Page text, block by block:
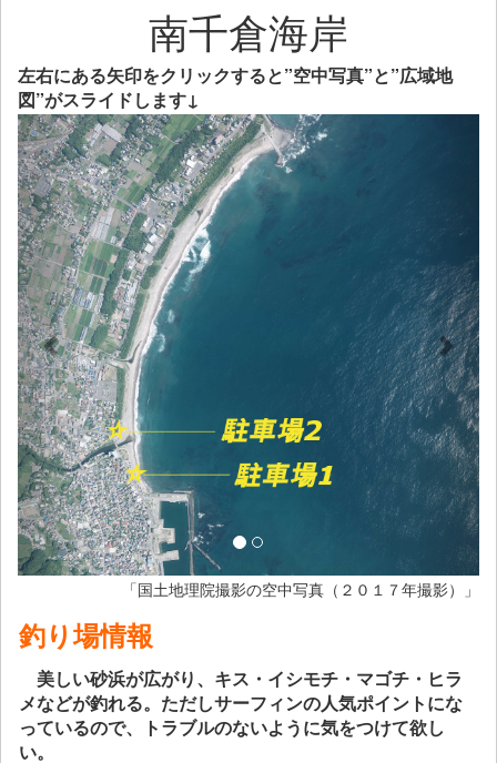
南千倉海岸
左右にある矢印をクリックすると”空中写真”と”広域地
図”がスライドします↓
Previous
「国土地理院撮影の空中写真（２０１７年撮影）」
釣り場情報
美しい砂浜が広がり、キス・イシモチ・マゴチ・ヒラ
メなどが釣れる。ただしサーフィンの人気ポイントにな
っているので、トラブルのないように気をつけて欲し
い。